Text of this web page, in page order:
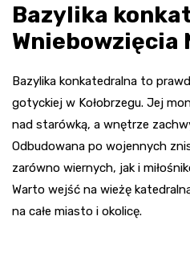
Bazylika
Wniebowzięcia
Bazylika konkatedralna to
gotyckiej w Kołobrzegu. Jej
nad starówką, a wnętrze
Odbudowana po wojennych
zarówno wiernych, jak i
Warto wejść na wieżę
na całe miasto i okolicę.